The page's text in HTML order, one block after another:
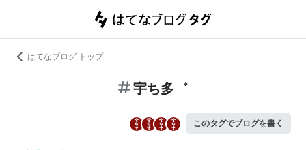
はてなブログ トップ
宇ち多゛
このタグでブログを書く